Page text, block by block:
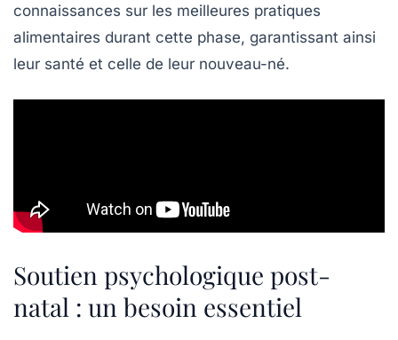
connaissances sur les meilleures pratiques
alimentaires durant cette phase, garantissant ainsi
leur santé et celle de leur nouveau-né.
Soutien psychologique post-
natal : un besoin essentiel